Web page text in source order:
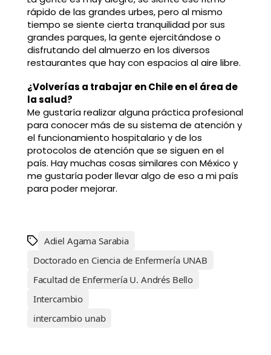
rápido de las grandes urbes, pero al mismo
tiempo se siente cierta tranquilidad por sus
grandes parques, la gente ejercitándose o
disfrutando del almuerzo en los diversos
restaurantes que hay con espacios al aire libre.
¿Volverías a trabajar en Chile en el área de
la salud?
Me gustaría realizar alguna práctica profesional
para conocer más de su sistema de atención y
el funcionamiento hospitalario y de los
protocolos de atención que se siguen en el
país. Hay muchas cosas similares con México y
me gustaría poder llevar algo de eso a mi país
para poder mejorar.
Adiel Agama Sarabia
Doctorado en Ciencia de Enfermería UNAB
Facultad de Enfermería U. Andrés Bello
Intercambio
intercambio unab